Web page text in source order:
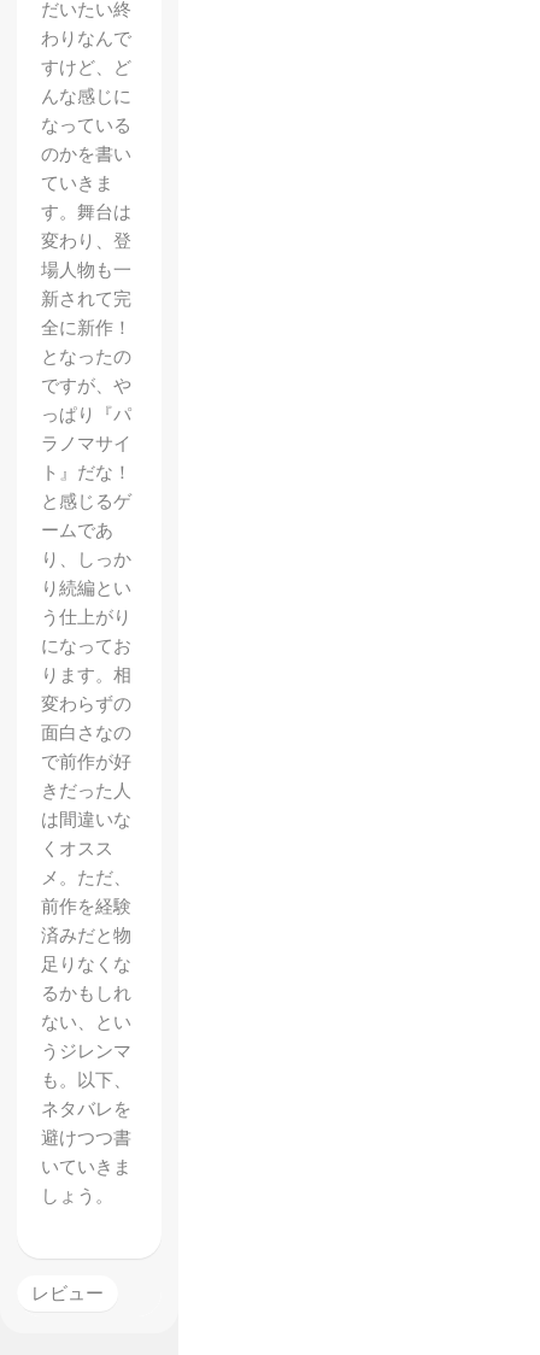
だいたい終
わりなんで
すけど、ど
んな感じに
なっている
のかを書い
ていきま
す。舞台は
変わり、登
場人物も一
新されて完
全に新作！
となったの
ですが、や
っぱり『パ
ラノマサイ
ト』だな！
と感じるゲ
ームであ
り、しっか
り続編とい
う仕上がり
になってお
ります。相
変わらずの
面白さなの
で前作が好
きだった人
は間違いな
くオスス
メ。ただ、
前作を経験
済みだと物
足りなくな
るかもしれ
ない、とい
うジレンマ
も。以下、
ネタバレを
避けつつ書
いていきま
しょう。
レビュー